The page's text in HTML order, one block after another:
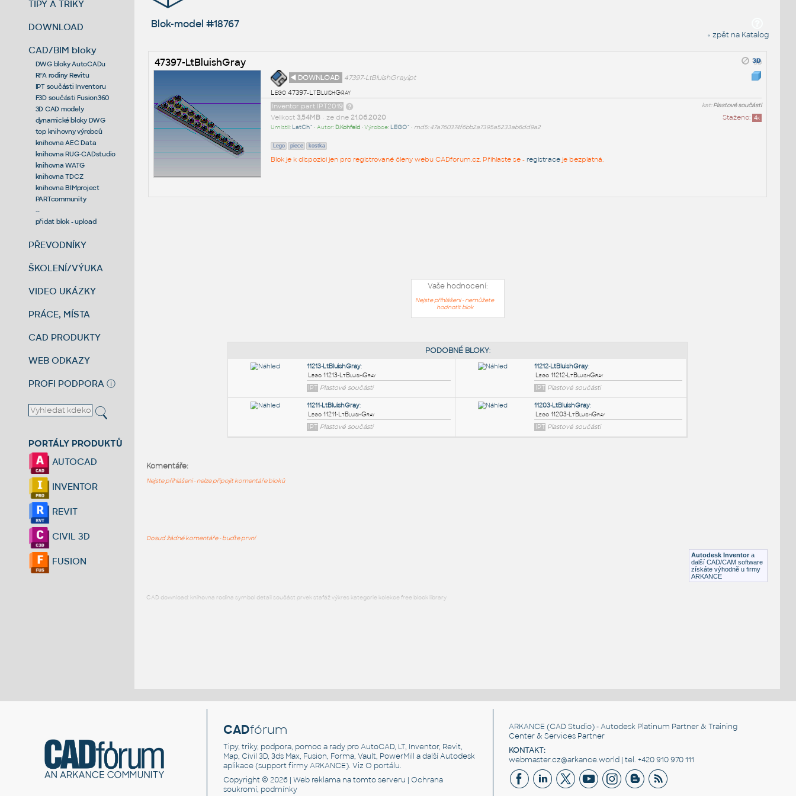
TIPY A TRIKY
DOWNLOAD
CAD/BIM bloky
DWG bloky AutoCADu
RFA rodiny Revitu
IPT součásti Inventoru
F3D součásti Fusion360
3D CAD modely
dynamické bloky DWG
top knihovny výrobců
knihovna AEC Data
knihovna RUG-CADstudio
knihovna WATG
knihovna TDCZ
knihovna BIMproject
PARTcommunity
--
přidat blok - upload
PŘEVODNÍKY
ŠKOLENÍ/VÝUKA
VIDEO UKÁZKY
PRÁCE, MÍSTA
CAD PRODUKTY
WEB ODKAZY
PROFI PODPORA ⓘ
PORTÁLY PRODUKTŮ
AUTOCAD
INVENTOR
REVIT
CIVIL 3D
FUSION
Blok-model #18767
« zpět na Katalog
47397-LtBluishGray
◄ DOWNLOAD
47397-LtBluishGray.ipt
Lego 47397-LtBluishGray
kat:Plastové součásti
Inventor part IPT2019
Staženo: 4x
Velikost 3,54MB• ze dne 21.06.2020
Umístil: LatCh^ • Autor: D.Kohfeld• Výrobce: LEGO^ • md5: 47a760374f6bb2a7395a5233ab6dd9a2
Lego piece kostka
Blok je k dispozici jen pro registrované členy webu CADforum.cz. Přihlaste se - registraceje bezplatná.
Vaše hodnocení:
Nejste přihlášeni - nemůžete
hodnotit blok
Plastové součásti
Autodesk Inventor a
další CAD/CAM software
získáte výhodně u firmy
ARKANCE
Komentáře:
Nejste přihlášeni - nelze připojit komentáře bloků
Dosud žádné komentáře - buďte první
CAD download: knihovna rodina symbol detail součást prvek stafáž výkres kategorie kolekce free block library
CADfórum
Tipy, triky, podpora, pomoc a rady pro AutoCAD, LT, Inventor, Revit,
Map, Civil 3D, 3ds Max, Fusion, Forma, Vault, PowerMill a další Autodesk
aplikace (support firmy ARKANCE). VizO portálu.
Copyright © 2026 |Web reklama na tomto serveru |Ochrana
soukromí, podmínky
ARKANCE (CAD Studio) - Autodesk Platinum Partner & Training
Center & Services Partner
KONTAKT:
webmaster.cz@arkance.world | tel. +420 910 970 111